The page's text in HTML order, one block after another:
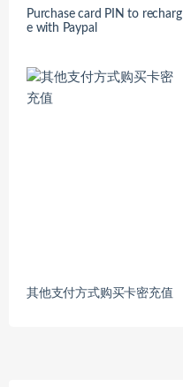
Purchase card PIN to recharg
e with Paypal
其他支付方式购买卡密充值